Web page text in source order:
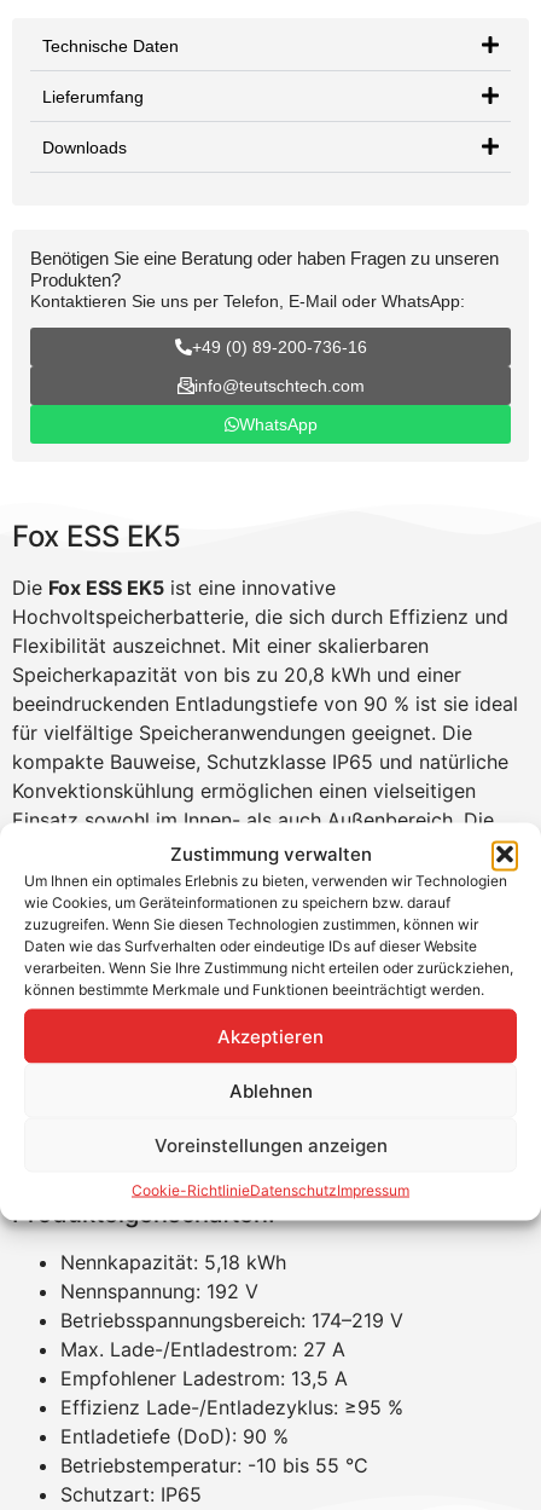
Zustimmung verwalten
Um Ihnen ein optimales Erlebnis zu bieten, verwenden wir Technologien
wie Cookies, um Geräteinformationen zu speichern bzw. darauf
zuzugreifen. Wenn Sie diesen Technologien zustimmen, können wir
Daten wie das Surfverhalten oder eindeutige IDs auf dieser Website
verarbeiten. Wenn Sie Ihre Zustimmung nicht erteilen oder zurückziehen,
können bestimmte Merkmale und Funktionen beeinträchtigt werden.
Akzeptieren
Ablehnen
Voreinstellungen anzeigen
Cookie-RichtlinieDatenschutzImpressum
Technische Daten
Lieferumfang
Downloads
Benötigen Sie eine Beratung oder haben Fragen zu unseren
Produkten?
Kontaktieren Sie uns per Telefon, E-Mail oder WhatsApp:
+49 (0) 89-200-736-16
info@teutschtech.com
WhatsApp
Fox ESS EK5
Die Fox ESS EK5 ist eine innovative
Hochvoltspeicherbatterie, die sich durch Effizienz und
Flexibilität auszeichnet. Mit einer skalierbaren
Speicherkapazität von bis zu 20,8 kWh und einer
beeindruckenden Entladungstiefe von 90 % ist sie ideal
für vielfältige Speicheranwendungen geeignet. Die
kompakte Bauweise, Schutzklasse IP65 und natürliche
Konvektionskühlung ermöglichen einen vielseitigen
Einsatz sowohl im Innen- als auch Außenbereich. Die
einfache Installation und die hohe Effizienz machen die
EK5 zur optimalen Wahl für moderne
Energiespeicherlösungen.
Produktvorteile:
Skalierbare Speicherkapazität bis zu 20,8 kWh
Hohe 90 % Entladungstiefe
Kompakte Bauweise für einfache Installation
Schutzklasse IP65 für vielseitige
Natürliche Konvektionskühlung für leisen Betrieb
Produkteigenschaften:
Nennkapazität: 5,18 kWh
Nennspannung: 192 V
Betriebsspannungsbereich: 174–219 V
Max. Lade-/Entladestrom: 27 A
Empfohlener Ladestrom: 13,5 A
Effizienz Lade-/Entladezyklus: ≥95 %
Entladetiefe (DoD): 90 %
Betriebstemperatur: -10 bis 55 °C
Schutzart: IP65